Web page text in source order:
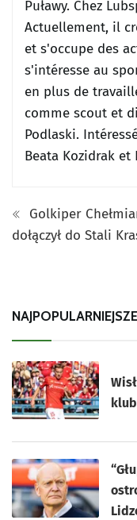
Puławy. Chez
Actuellement, il
et s'occupe des
s'intéresse au
en plus de
comme scout et
Podlaski.
Beata Kozidrak et
Golkiper
dołączył do Stali
NAJPOPULARNIEJSZE